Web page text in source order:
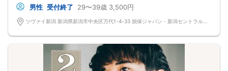
男性 受付終了 29〜39歳 3,500円